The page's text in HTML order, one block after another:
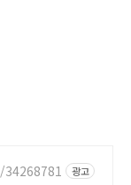
광고